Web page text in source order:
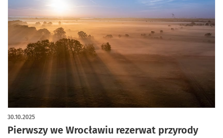
Pierwszy we Wrocławiu rezerwat przyrody
30.10.2025
artykuł z galerią zdjęć